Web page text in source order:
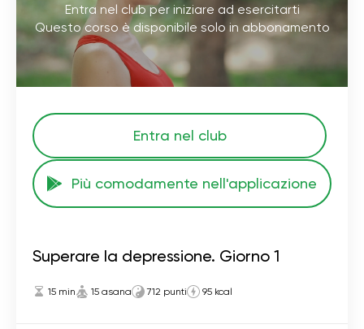
Entra nel club per iniziare ad esercitarti
Questo corso è disponibile solo in abbonamento
Entra nel club
Più comodamente nell'applicazione
Superare la depressione. Giorno 1
15 min 15 asana 712 punti 95 kcal